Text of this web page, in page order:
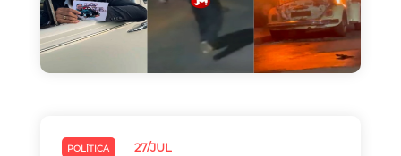
POLÍTICA 27/JUL